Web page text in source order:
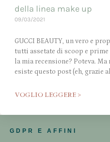
della linea make up
09/03/2021
GUCCI BEAUTY, un vero e
tutti assetate di scoop e
la mia recensione? Poteva. Ma
esiste questo post (eh, grazie
VOGLIO LEGGERE >
GDPR E AFFINI